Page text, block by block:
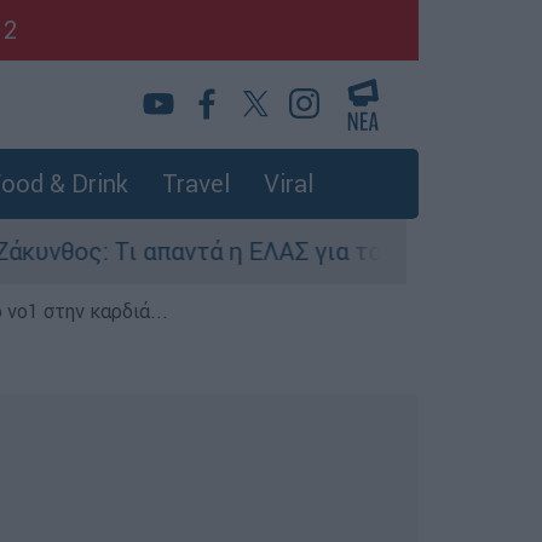
& Drink Travel Viral
Τι απαντά η ΕΛΑΣ για τους 8 βιασμούς
στην καρδιά...